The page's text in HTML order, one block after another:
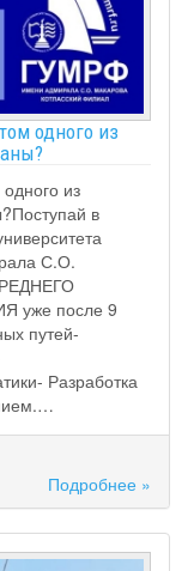
одного из
из
в
С.О.
уже после 9
путей-
Разработка
Подробнее »